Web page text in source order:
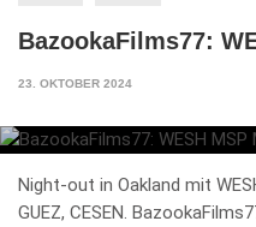
BazookaFilms77:
23. OKTOBER 2024
Night-out in Oakland mit
GUEZ, CESEN.